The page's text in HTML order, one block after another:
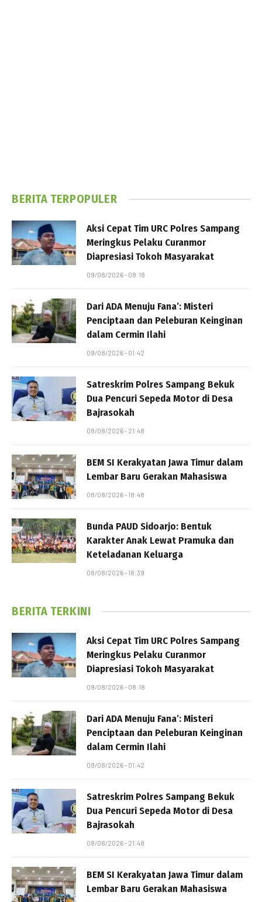
BERITA TERPOPULER
Aksi Cepat Tim URC Polres Sampang
Meringkus Pelaku Curanmor
Diapresiasi Tokoh Masyarakat
09/08/2026 - 08:18
Dari ADA Menuju Fana’: Misteri
Penciptaan dan Peleburan Keinginan
dalam Cermin Ilahi
09/08/2026 - 01:42
Satreskrim Polres Sampang Bekuk
Dua Pencuri Sepeda Motor di Desa
Bajrasokah
08/08/2026 - 21:48
BEM SI Kerakyatan Jawa Timur dalam
Lembar Baru Gerakan Mahasiswa
08/08/2026 - 18:48
Bunda PAUD Sidoarjo: Bentuk
Karakter Anak Lewat Pramuka dan
Keteladanan Keluarga
08/08/2026 - 18:39
BERITA TERKINI
Aksi Cepat Tim URC Polres Sampang
Meringkus Pelaku Curanmor
Diapresiasi Tokoh Masyarakat
09/08/2026 - 08:18
Dari ADA Menuju Fana’: Misteri
Penciptaan dan Peleburan Keinginan
dalam Cermin Ilahi
09/08/2026 - 01:42
Satreskrim Polres Sampang Bekuk
Dua Pencuri Sepeda Motor di Desa
Bajrasokah
08/08/2026 - 21:48
BEM SI Kerakyatan Jawa Timur dalam
Lembar Baru Gerakan Mahasiswa